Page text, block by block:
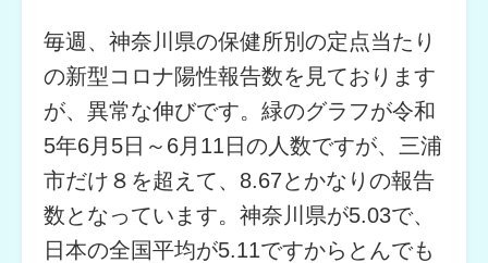
毎週、神奈川県の保健所別の定点当たり
の新型コロナ陽性報告数を見ております
が、異常な伸びです。緑のグラフが令和
5年6月5日～6月11日の人数ですが、三浦
市だけ８を超えて、8.67とかなりの報告
数となっています。神奈川県が5.03で、
日本の全国平均が5.11ですからとんでも